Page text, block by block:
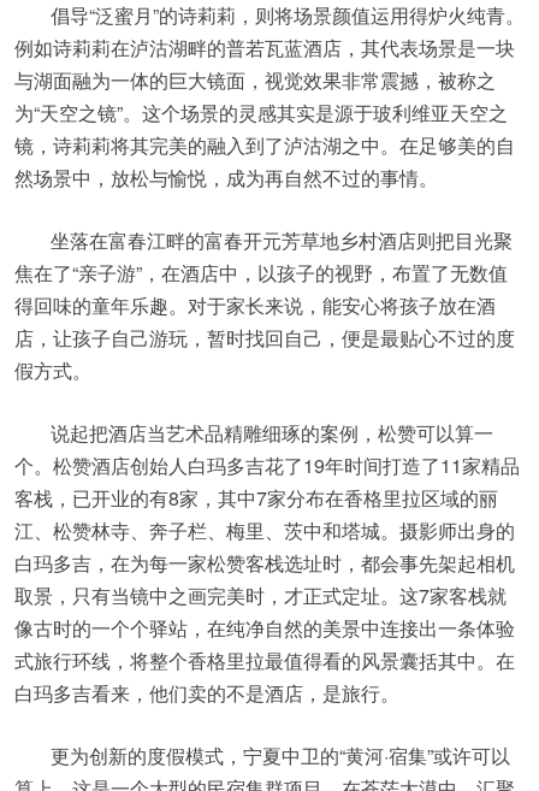
倡导“泛蜜月”的诗莉莉，则将场景颜值运用得炉火纯青。
例如诗莉莉在泸沽湖畔的普若瓦蓝酒店，其代表场景是一块
与湖面融为一体的巨大镜面，视觉效果非常震撼，被称之
为“天空之镜”。这个场景的灵感其实是源于玻利维亚天空之
镜，诗莉莉将其完美的融入到了泸沽湖之中。在足够美的自
然场景中，放松与愉悦，成为再自然不过的事情。
坐落在富春江畔的富春开元芳草地乡村酒店则把目光聚
焦在了“亲子游”，在酒店中，以孩子的视野，布置了无数值
得回味的童年乐趣。对于家长来说，能安心将孩子放在酒
店，让孩子自己游玩，暂时找回自己，便是最贴心不过的度
假方式。
说起把酒店当艺术品精雕细琢的案例，松赞可以算一
个。松赞酒店创始人白玛多吉花了19年时间打造了11家精品
客栈，已开业的有8家，其中7家分布在香格里拉区域的丽
江、松赞林寺、奔子栏、梅里、茨中和塔城。摄影师出身的
白玛多吉，在为每一家松赞客栈选址时，都会事先架起相机
取景，只有当镜中之画完美时，才正式定址。这7家客栈就
像古时的一个个驿站，在纯净自然的美景中连接出一条体验
式旅行环线，将整个香格里拉最值得看的风景囊括其中。在
白玛多吉看来，他们卖的不是酒店，是旅行。
更为创新的度假模式，宁夏中卫的“黄河·宿集”或许可以